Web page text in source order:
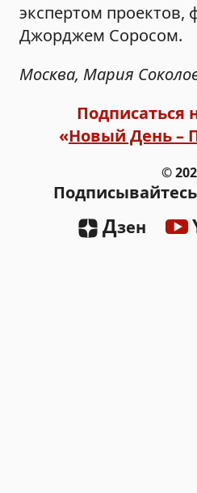
экспертом
Джорджем Соросом.
Москва, Мария
Подписаться
«Новый День –
©
Дзен